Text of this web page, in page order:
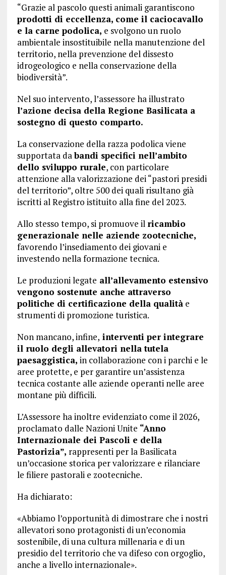
“Grazie al pascolo questi animali garantiscono
prodotti di eccellenza, come il caciocavallo
e la carne podolica, e svolgono un ruolo
ambientale insostituibile nella manutenzione del
territorio, nella prevenzione del dissesto
idrogeologico e nella conservazione della
biodiversità”.
Nel suo intervento, l’assessore ha illustrato
l’azione decisa della Regione Basilicata a
sostegno di questo comparto.
La conservazione della razza podolica viene
supportata dabandi specifici nell’ambito
dello sviluppo rurale, con particolare
attenzione alla valorizzazione dei “pastori presidi
del territorio”, oltre 500 dei quali risultano già
iscritti al Registro istituito alla fine del 2023.
Allo stesso tempo, si promuove il ricambio
generazionale nelle aziende zootecniche,
favorendo l’insediamento dei giovani e
investendo nella formazione tecnica.
Le produzioni legate all’allevamento estensivo
vengono sostenute anche attraverso
politiche di certificazione della qualitàe
strumenti di promozione turistica.
Non mancano, infine, interventi per integrare
il ruolo degli allevatori nella tutela
paesaggistica, in collaborazione con i parchi e le
aree protette, e per garantire un’assistenza
tecnica costante alle aziende operanti nelle aree
montane più difficili.
L’Assessore ha inoltre evidenziato come il 2026,
proclamato dalle Nazioni Unite “Anno
Internazionale dei Pascoli e della
Pastorizia”, rappresenti per la Basilicata
un’occasione storica per valorizzare e rilanciare
le filiere pastorali e zootecniche.
Ha dichiarato:
«Abbiamo l’opportunità di dimostrare che i nostri
allevatori sono protagonisti di un’economia
sostenibile, di una cultura millenaria e di un
presidio del territorio che va difeso con orgoglio,
anche a livello internazionale».